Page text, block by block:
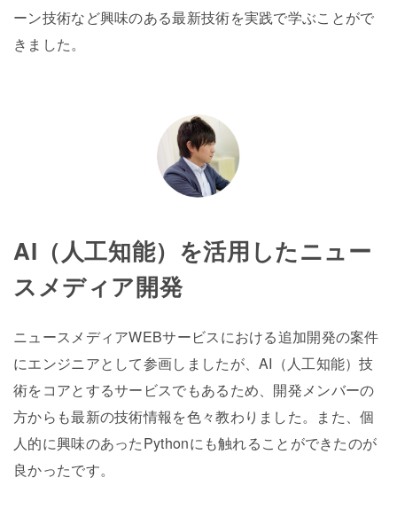
ーン技術など興味のある最新技術を実践で学ぶことがで
きました。
AI（人工知能）を活用したニュー
スメディア開発
ニュースメディアWEBサービスにおける追加開発の案件
にエンジニアとして参画しましたが、AI（人工知能）技
術をコアとするサービスでもあるため、開発メンバーの
方からも最新の技術情報を色々教わりました。また、個
人的に興味のあったPythonにも触れることができたのが
良かったです。